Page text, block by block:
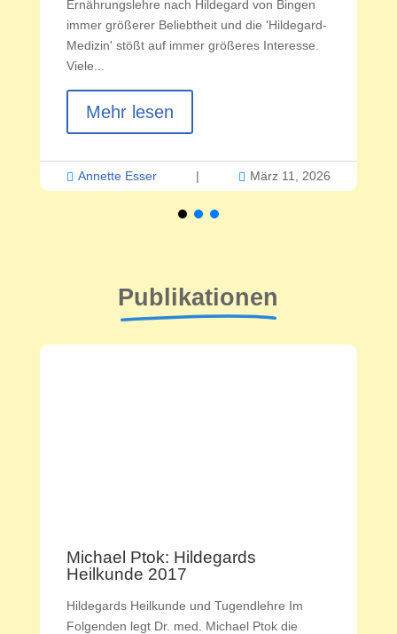
Ernährungslehre nach Hildegard von Bingen
immer größerer Beliebtheit und die 'Hildegard-
Medizin' stößt auf immer größeres Interesse.
Viele...
Mehr lesen
 Annette Esser |  März 11, 2026
Publikationen
Michael Ptok: Hildegards
Heilkunde 2017
Hildegards Heilkunde und Tugendlehre Im
Folgenden legt Dr. med. Michael Ptok die